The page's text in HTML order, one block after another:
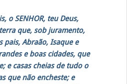
o SENHOR, teu Deus,
que, sob juramento,
pais, Abraão, Isaque e
e boas cidades, que
e casas cheias de tudo o
que não encheste; e